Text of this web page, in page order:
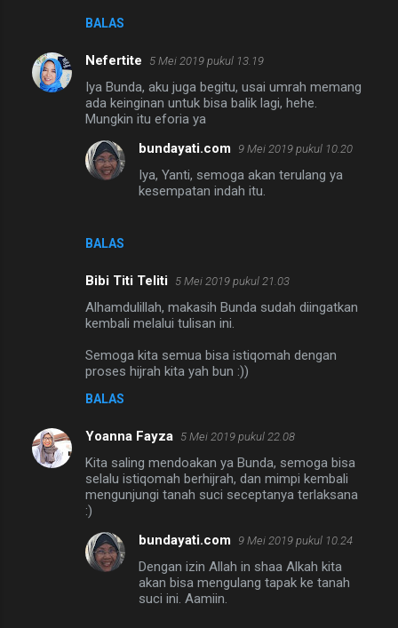
BALAS
Nefertite 5 Mei 2019 pukul 13.19
Iya Bunda, aku juga begitu, usai umrah memang
ada keinginan untuk bisa balik lagi, hehe.
Mungkin itu eforia ya
BALAS
bundayati.com 9 Mei 2019 pukul 10.20
Iya, Yanti, semoga akan terulang ya
kesempatan indah itu.
Bibi Titi Teliti 5 Mei 2019 pukul 21.03
Alhamdulillah, makasih Bunda sudah diingatkan
kembali melalui tulisan ini.
Semoga kita semua bisa istiqomah dengan
proses hijrah kita yah bun :))
BALAS
Yoanna Fayza 5 Mei 2019 pukul 22.08
Kita saling mendoakan ya Bunda, semoga bisa
selalu istiqomah berhijrah, dan mimpi kembali
mengunjungi tanah suci seceptanya terlaksana
:)
bundayati.com 9 Mei 2019 pukul 10.24
Dengan izin Allah in shaa Alkah kita
akan bisa mengulang tapak ke tanah
suci ini. Aamiin.